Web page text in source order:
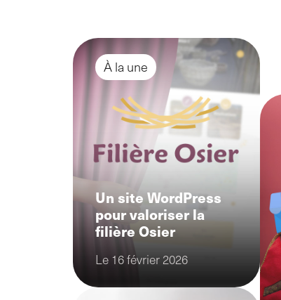
À la une
Un site WordPress
pour valoriser la
filière Osier
Le 16 février 2026